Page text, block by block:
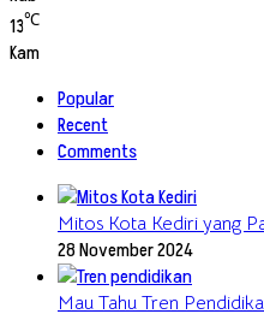
13℃
Kam
Popular
Recent
Comments
Mitos Kota Kediri yang
28 November 2024
Mau Tahu Tren